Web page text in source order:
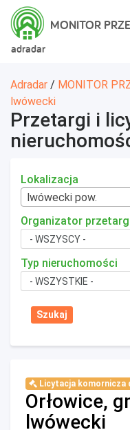
adradar
MONITOR
Adradar / MONITOR
lwówecki
Przetargi i
Lokalizacja
lwówecki pow.
Organizator
Typ nieruchomości
Licytacja komornicza
Orłowice,
lwówecki